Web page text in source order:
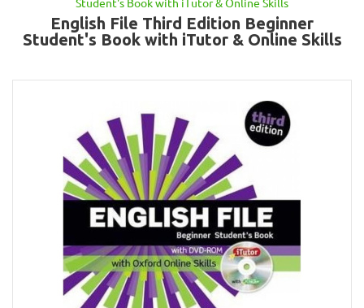
English File Third Edition Beginner
Student's Book with iTutor & Online Skills